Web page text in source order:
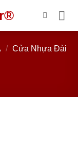
/ Cửa Nhựa Đài